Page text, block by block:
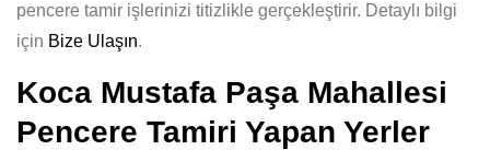
pencere tamir işlerinizi titizlikle gerçekleştirir. Detaylı bilgi
için Bize Ulaşın.
Koca Mustafa Paşa Mahallesi
Pencere Tamiri Yapan Yerler